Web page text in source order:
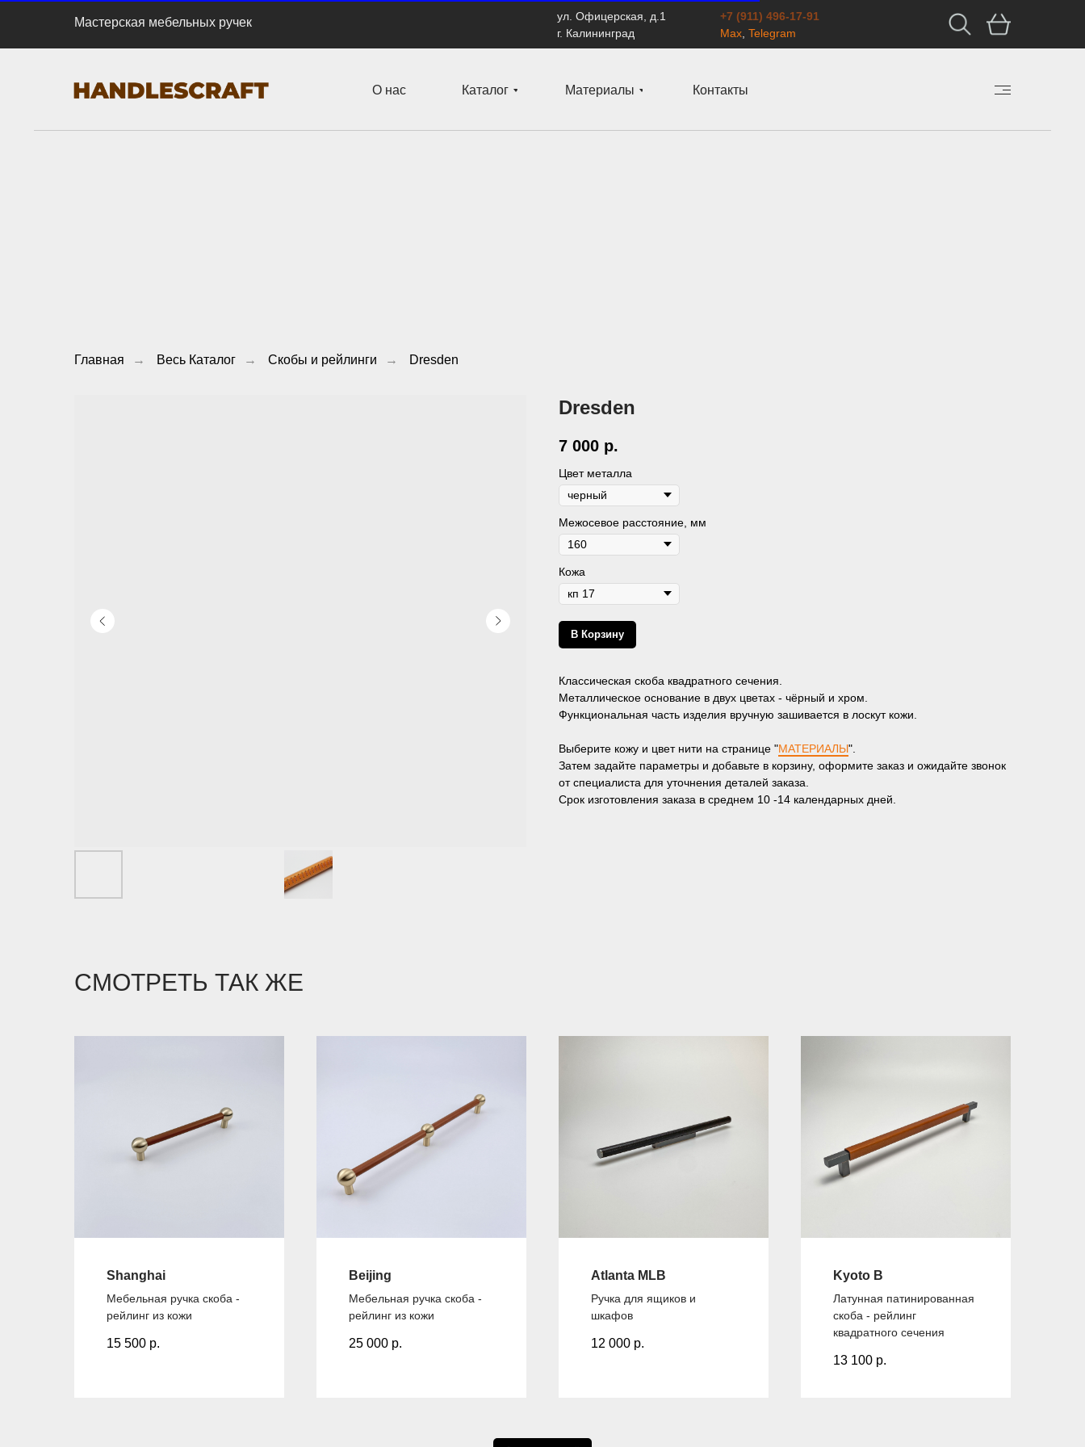
Мастерская мебельных ручек
+7 (911) 496-17-91
Max Telegram
ул. Офицерская, д.1
г. Калининград
О нас Каталог Материалы Контакты
Главная → Весь Каталог → Скобы и рейлинги → Dresden
Dresden
7 000 р.
Цвет металла
Межосевое расстояние, мм
Кожа
В Корзину
Классическая скоба квадратного сечения.
Металлическое основание в двух цветах - чёрный и хром.
Функциональная часть изделия вручную зашивается в лоскут кожи.
Выберите кожу и цвет нити на странице "МАТЕРИАЛЫ".
Затем задайте параметры и добавьте в корзину, оформите заказ и ожидайте звонок
от специалиста для уточнения деталей заказа.
Срок изготовления заказа в среднем 10 -14 календарных дней.
СМОТРЕТЬ ТАК ЖЕ
Shanghai
Мебельная ручка скоба -
рейлинг из кожи
15 500 р.
Beijing
Мебельная ручка скоба -
рейлинг из кожи
25 000 р.
Atlanta MLB
Ручка для ящиков и
шкафов
12 000 р.
Kyoto B
Латунная патинированная
скоба - рейлинг
квадратного сечения
13 100 р.